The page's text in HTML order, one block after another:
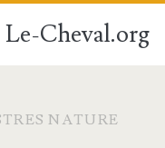
Le-Cheval.org
NATURE